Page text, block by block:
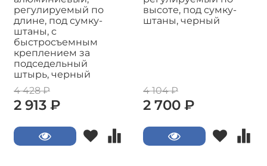
регулируемый по
длине, под сумку-
штаны, с
быстросъемным
креплением за
подседельный
штырь, черный
4 428 ₽
2 913 ₽
высоте, под сумку-
штаны, черный
4 104 ₽
2 700 ₽